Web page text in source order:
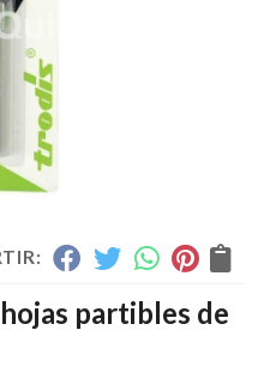
partibles de